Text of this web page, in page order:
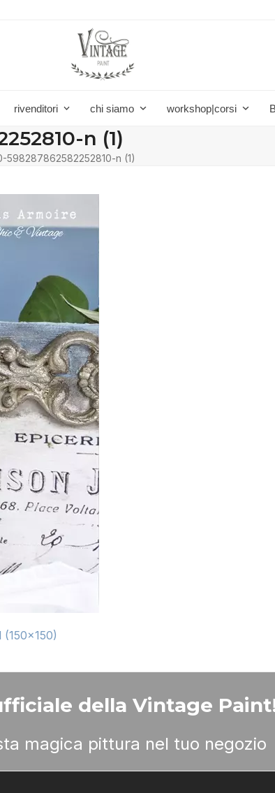
rivenditori chi siamo workshop|corsi
n (1)
598287862582252810-n (1)
della Vintage
magica pittura nel tuo negozio